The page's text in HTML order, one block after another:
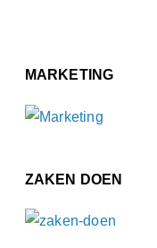
MARKETING
ZAKEN DOEN